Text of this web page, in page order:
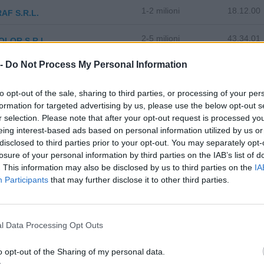
Do Not Process My Personal Information
opt-out of the sale, sharing to third parties, or processing of your
for targeted advertising by us, please use the below opt-out
selection. Please note that after your opt-out request is processed
interest-based ads based on personal information utilized by us
to third parties prior to your opt-out. You may separately
of your personal information by third parties on the IAB’s list of
This information may also be disclosed by us to third parties on the
Participants that may further disclose it to other third parties.
Data Processing Opt Outs
opt-out of the Sharing of my personal data.
S.R.L. 1-2 milioni 18.12.00
S.R.L. 2-5 milioni 43.34.01
tutti i comuni della provincia di
della Presolana (66)
Cenate Sopra (27)
Lallio (140)